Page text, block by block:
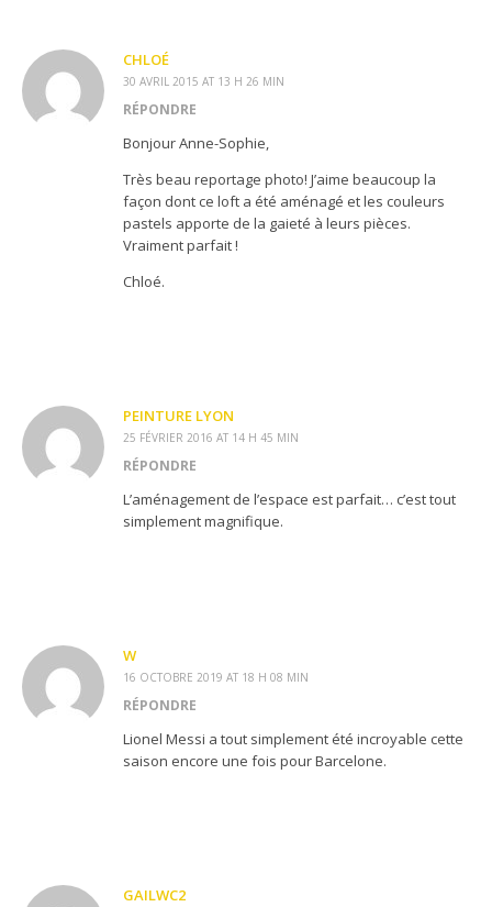
CHLOÉ
30 AVRIL 2015 AT 13 H 26 MIN
RÉPONDRE
Bonjour Anne-Sophie,
Très beau reportage photo! J’aime beaucoup la
façon dont ce loft a été aménagé et les couleurs
pastels apporte de la gaieté à leurs pièces.
Vraiment parfait !
Chloé.
PEINTURE LYON
25 FÉVRIER 2016 AT 14 H 45 MIN
RÉPONDRE
L’aménagement de l’espace est parfait… c’est tout
simplement magnifique.
W
16 OCTOBRE 2019 AT 18 H 08 MIN
RÉPONDRE
Lionel Messi a tout simplement été incroyable cette
saison encore une fois pour Barcelone.
GAILWC2